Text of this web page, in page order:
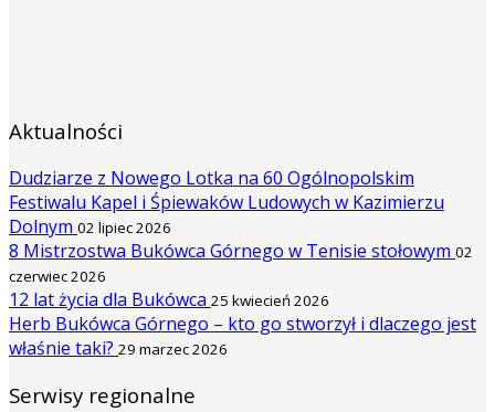
Aktualności
Dudziarze z Nowego Lotka na 60 Ogólnopolskim
Festiwalu Kapel i Śpiewaków Ludowych w Kazimierzu
Dolnym 02 lipiec 2026
8 Mistrzostwa Bukówca Górnego w Tenisie stołowym 02
czerwiec 2026
12 lat życia dla Bukówca 25 kwiecień 2026
Herb Bukówca Górnego – kto go stworzył i dlaczego jest
właśnie taki? 29 marzec 2026
Serwisy regionalne